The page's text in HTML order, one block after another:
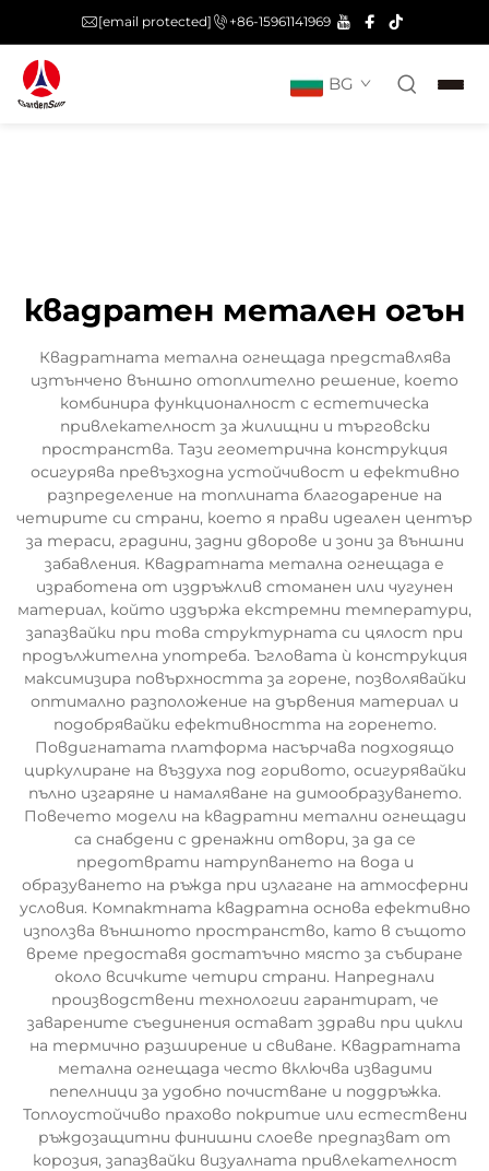
[email protected] +86-15961141969
BG
квадратен метален огън
Квадратната метална огнещада представлява
изтънчено външно отоплително решение, което
комбинира функционалност с естетическа
привлекателност за жилищни и търговски
пространства. Тази геометрична конструкция
осигурява превъзходна устойчивост и ефективно
разпределение на топлината благодарение на
четирите си страни, което я прави идеален център
за тераси, градини, задни дворове и зони за външни
забавления. Квадратната метална огнещада е
изработена от издръжлив стоманен или чугунен
материал, който издържа екстремни температури,
запазвайки при това структурната си цялост при
продължителна употреба. Ъгловата ѝ конструкция
максимизира повърхността за горене, позволявайки
оптимално разположение на дървения материал и
подобрявайки ефективността на горенето.
Повдигнатата платформа насърчава подходящо
циркулиране на въздуха под горивото, осигурявайки
пълно изгаряне и намаляване на димообразуването.
Повечето модели на квадратни метални огнещади
са снабдени с дренажни отвори, за да се
предотврати натрупването на вода и
образуването на ръжда при излагане на атмосферни
условия. Компактната квадратна основа ефективно
използва външното пространство, като в същото
време предоставя достатъчно място за събиране
около всичките четири страни. Напреднали
производствени технологии гарантират, че
заварените съединения остават здрави при цикли
на термично разширение и свиване. Квадратната
метална огнещада често включва извадими
пепелници за удобно почистване и поддръжка.
Топлоустойчиво прахово покритие или естествени
ръждозащитни финишни слоеве предпазват от
корозия, запазвайки визуалната привлекателност